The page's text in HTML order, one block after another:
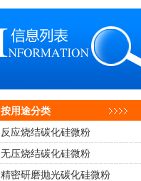
按用途分类
反应烧结碳化硅微粉
无压烧结碳化硅微粉
精密研磨抛光碳化硅微粉